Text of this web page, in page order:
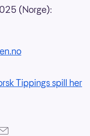
(Norge):
Tippings spill her